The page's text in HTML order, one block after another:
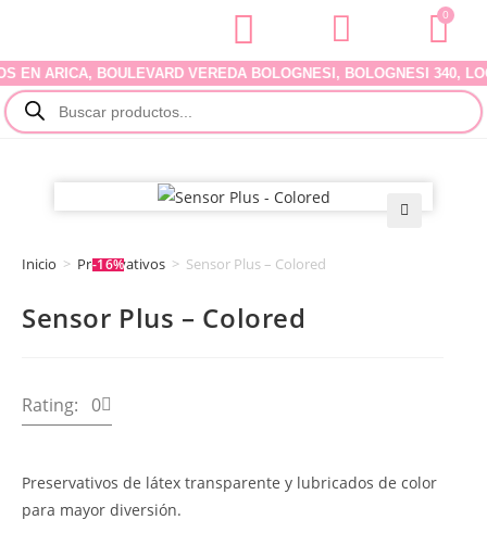
0
ARICA, BOULEVARD VEREDA BOLOGNESI, BOLOGNESI 340,
Inicio > Preservativos > Sensor Plus – Colored
Sensor Plus – Colored
Rating: 0
Preservativos de látex transparente y lubricados de color
para mayor diversión.
-16%